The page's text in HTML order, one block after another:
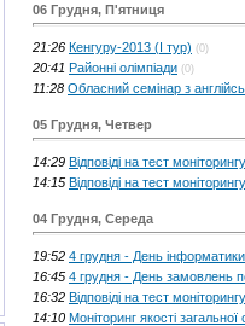
06 Грудня, П'ятниця
21:26 Кенгуру-2013 (І тур) (0)
20:41 Районні олімпіади (0)
11:28 Обласний семінар з
05 Грудня, Четвер
14:29 Відповіді на тест
14:15 Відповіді на тест
04 Грудня, Середа
19:52 4 грудня - День інформатики
16:45 4 грудня - День замовлень
16:32 Відповіді на тест
14:10 Моніторинг якості загальної